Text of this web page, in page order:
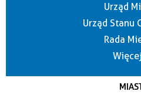
Urząd
Urząd Stanu
Rada